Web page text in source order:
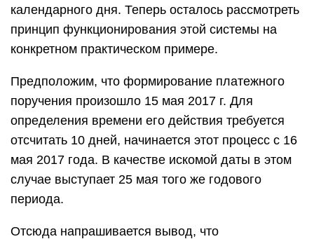
календарного дня. Теперь осталось рассмотреть
принцип функционирования этой системы на
конкретном практическом примере.
Предположим, что формирование платежного
поручения произошло 15 мая 2017 г. Для
определения времени его действия требуется
отсчитать 10 дней, начинается этот процесс с 16
мая 2017 года. В качестве искомой даты в этом
случае выступает 25 мая того же годового
периода.
Отсюда напрашивается вывод, что